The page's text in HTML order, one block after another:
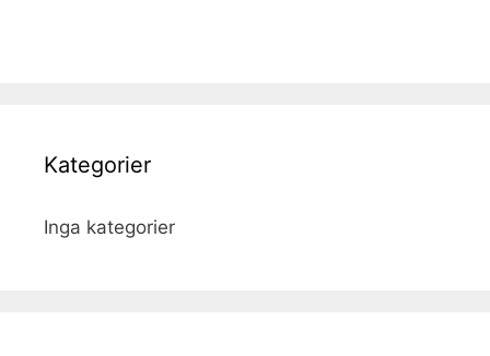
Kategorier
Inga kategorier